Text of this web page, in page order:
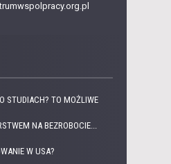
STUDIACH? TO MOŻLIWE
NA BEZROBOCIE...
W USA?